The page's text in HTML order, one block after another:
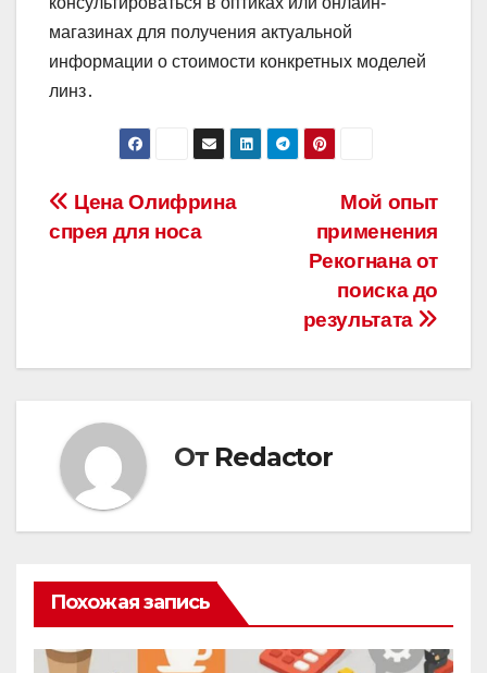
магазинах для получения актуальной
информации о стоимости конкретных моделей
линз․
Навигация
по
Мой опыт
применения
Рекогнана от
поиска до
результата
Цена Олифрина
спрея для носа
От Redactor
Похожая запись